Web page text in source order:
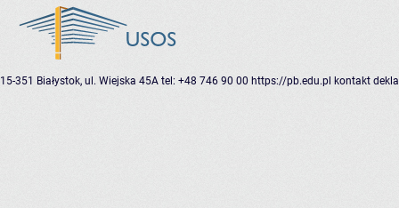
15-351 Białystok, ul. Wiejska 45A tel: +48 746 90 00 https://pb.edu.pl kontakt